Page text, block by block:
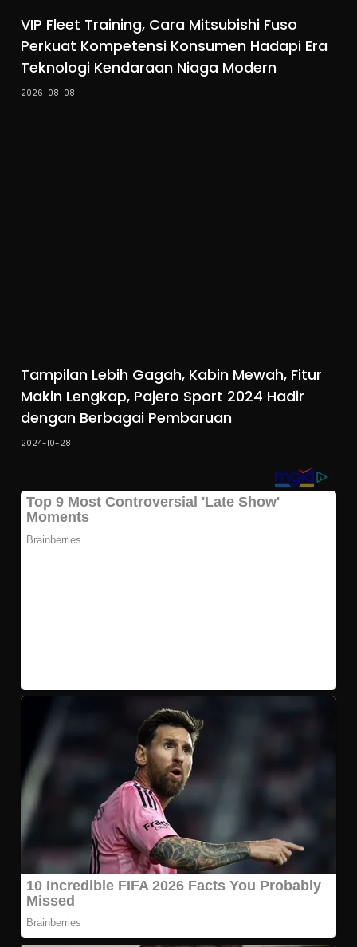
VIP Fleet Training, Cara Mitsubishi Fuso
Perkuat Kompetensi Konsumen Hadapi Era
Teknologi Kendaraan Niaga Modern
2026-08-08
Tampilan Lebih Gagah, Kabin Mewah, Fitur
Makin Lengkap, Pajero Sport 2024 Hadir
dengan Berbagai Pembaruan
2024-10-28